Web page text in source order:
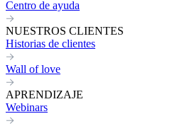
Centro de ayuda
NUESTROS CLIENTES
Historias de clientes
Wall of love
APRENDIZAJE
Webinars